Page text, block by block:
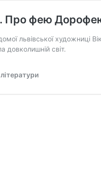
Про фею
львівської художниці
довколишній світ.